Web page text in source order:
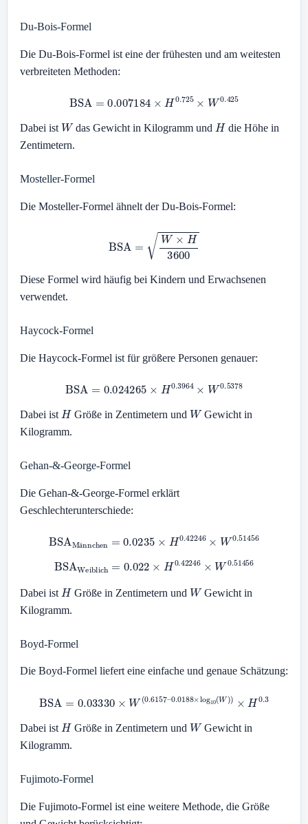
Du-Bois-Formel
Die Du-Bois-Formel ist eine der frühesten und am weitesten
verbreiteten Methoden:
BSA 0.007184 × 0.725× 0.425
Dabei ist Wdas Gewicht in Kilogramm und H die Höhe in
Zentimetern.
Mosteller-Formel
Die Mosteller-Formel ähnelt der Du-Bois-Formel:
×H3600
Diese Formel wird häufig bei Kindern und Erwachsenen
verwendet.
Haycock-Formel
Die Haycock-Formel ist für größere Personen genauer:
BSA 0.024265× 0.3964× 0.5378
Dabei ist HGröße in Zentimetern und WGewicht in
Kilogramm.
Gehan-&-George-Formel
Die Gehan-&-George-Formel erklärt
Geschlechterunterschiede:
ä
BSA Männchen 0.0235 0.42246 W0.51456
BSA Weiblich 0.022× 0.42246 W0.51456
Dabei ist HGröße in Zentimetern und WGewicht in
Kilogramm.
Boyd-Formel
Die Boyd-Formel liefert eine einfache und genaue Schätzung:
BSA= 0.03330× W 0.6157–0.0188×log 10(W )×H0.3
Dabei ist HGröße in Zentimetern und WGewicht in
Kilogramm.
Fujimoto-Formel
Die Fujimoto-Formel ist eine weitere Methode, die Größe